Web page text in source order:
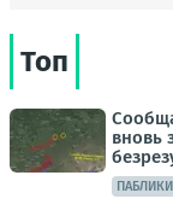
Топ
вновь
ПАБЛИКИ